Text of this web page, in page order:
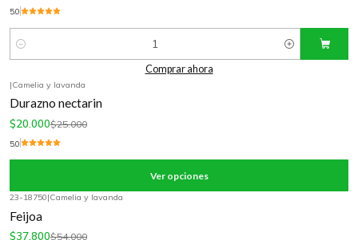
5.0
Cantidad
Comprar ahora
|Camelia y lavanda
Durazno nectarin
$20.000$25.000
5.0
Ver opciones
23-18750|Camelia y lavanda
Feijoa
$37.800$54.000